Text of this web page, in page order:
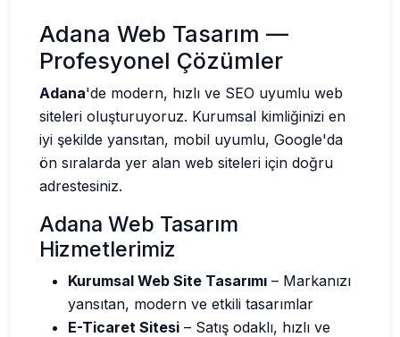
Adana Web Tasarım —
Profesyonel Çözümler
Adana'de modern, hızlı ve SEO uyumlu web
siteleri oluşturuyoruz. Kurumsal kimliğinizi en
iyi şekilde yansıtan, mobil uyumlu, Google'da
ön sıralarda yer alan web siteleri için doğru
adrestesiniz.
Adana Web Tasarım
Hizmetlerimiz
Kurumsal Web Site Tasarımı – Markanızı
yansıtan, modern ve etkili tasarımlar
E-Ticaret Sitesi – Satış odaklı, hızlı ve